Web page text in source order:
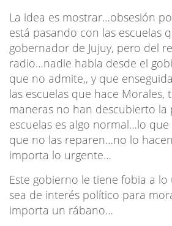
La idea es mostrar…obsesión
está pasando con las escuelas
gobernador de Jujuy, pero del
radio…nadie habla desde el
que no admite,, y que
las escuelas que hace
maneras no han descubierto la
escuelas es algo normal…lo
que no las reparen…no lo
importa lo urgente…
Este gobierno le tiene fobia a
sea de interés político para
importa un rábano…